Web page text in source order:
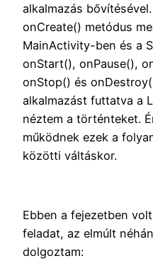
alkalmazás
onCreate() metódus
MainActivity-ben és a
onStart(), onPause(),
onStop() és
alkalmazást futtatva a
néztem a történteket.
működnek ezek a
közötti váltáskor.
Ebben a fejezetben
feladat, az elmúlt
dolgoztam: